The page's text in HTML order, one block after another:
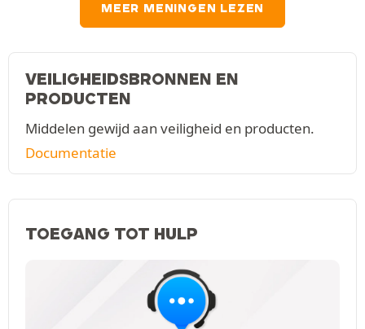
MEER MENINGEN LEZEN
VEILIGHEIDSBRONNEN EN
PRODUCTEN
Middelen gewijd aan veiligheid en producten.
Documentatie
TOEGANG TOT HULP